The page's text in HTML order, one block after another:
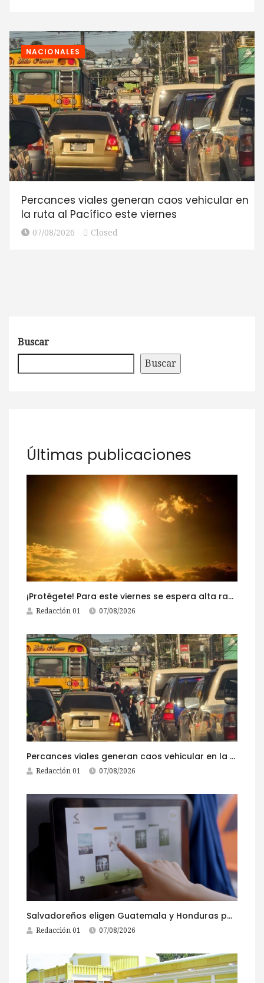
NACIONALES
Percances viales generan caos vehicular en
la ruta al Pacífico este viernes
07/08/2026 Closed
Buscar
Buscar
Últimas publicaciones
¡Protégete! Para este viernes se espera alta radiación solar
Redacción 01 07/08/2026
Percances viales generan caos vehicular en la ruta al Pacífico este viernes
Redacción 01 07/08/2026
Salvadoreños eligen Guatemala y Honduras para viajar durante las Fiestas Agostinas
Redacción 01 07/08/2026